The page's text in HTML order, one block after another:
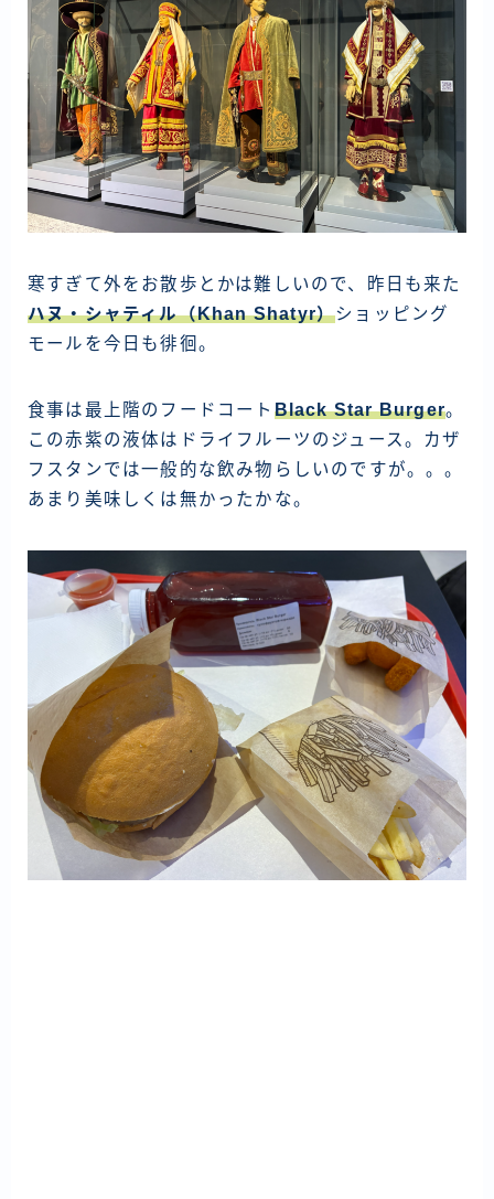
寒すぎて外をお散歩とかは難しいので、昨日も来た
ハヌ・シャティル（Khan Shatyr）ショッピング
モールを今日も徘徊。
食事は最上階のフードコート Black Star Burger。
この赤紫の液体はドライフルーツのジュース。カザ
フスタンでは一般的な飲み物らしいのですが。。。
あまり美味しくは無かったかな。